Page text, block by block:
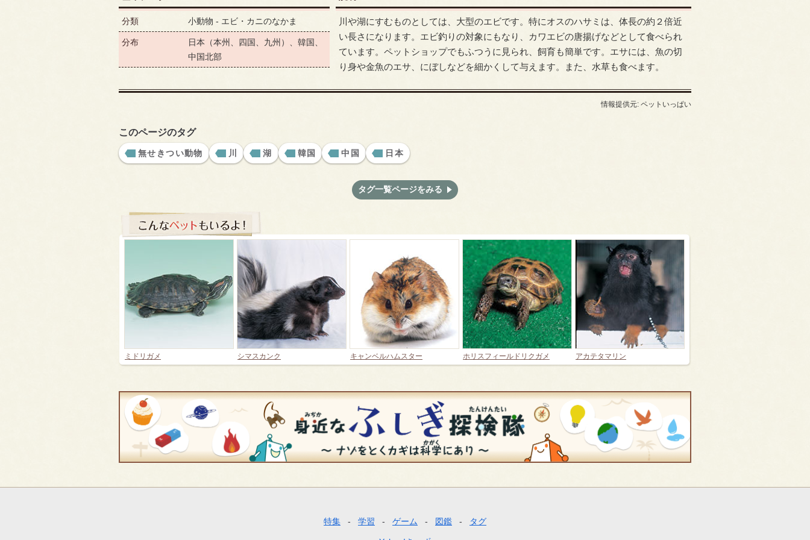
分類 小動物 - エビ・カニのなかま
分布
日本（本州、四国、九州）、韓国、
中国北部
川や湖にすむものとしては、大型のエビです。特にオスのハサミは、体長の約２倍近
い長さになります。エビ釣りの対象にもなり、カワエビの唐揚げなどとして食べられ
ています。ペットショップでもふつうに見られ、飼育も簡単です。エサには、魚の切
り身や金魚のエサ、にぼしなどを細かくして与えます。また、水草も食べます。
情報提供元: ペットいっぱい
このページのタグ
無せきつい動物 川 湖 韓国 中国 日本
タグ一覧ページをみる
ミドリガメ シマスカンク キャンベルハムスター ホリスフィールドリクガメ アカテタマリン
特集 学習 ゲーム 図鑑 タグ